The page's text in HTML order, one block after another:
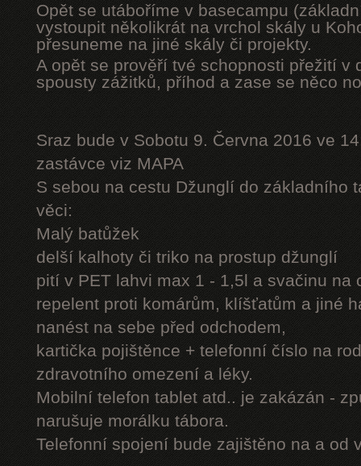
Opět se utáboříme v basecampu
vystoupit několikrát na vrchol skály u
přesuneme na jiné skály či projekty.
A opět se prověří tvé schopnosti přežití v
spousty zážitků, příhod a zase se něco
Sraz bude v Sobotu 9. Června 2016 ve
zastávce viz MAPA
S sebou na cestu Džunglí do základního
věci:
Malý batůžek
delší kalhoty či triko na prostup džunglí
pití v PET lahvi max 1 - 1,5l a svačinu na
repelent proti komárům, klíšťatům a jiné
nanést na sebe před odchodem,
kartička pojištěnce + telefonní číslo na
zdravotního omezení a léky.
Mobilní telefon tablet atd.. je zakázán -
narušuje morálku tábora.
Telefonní spojení bude zajištěno na a od